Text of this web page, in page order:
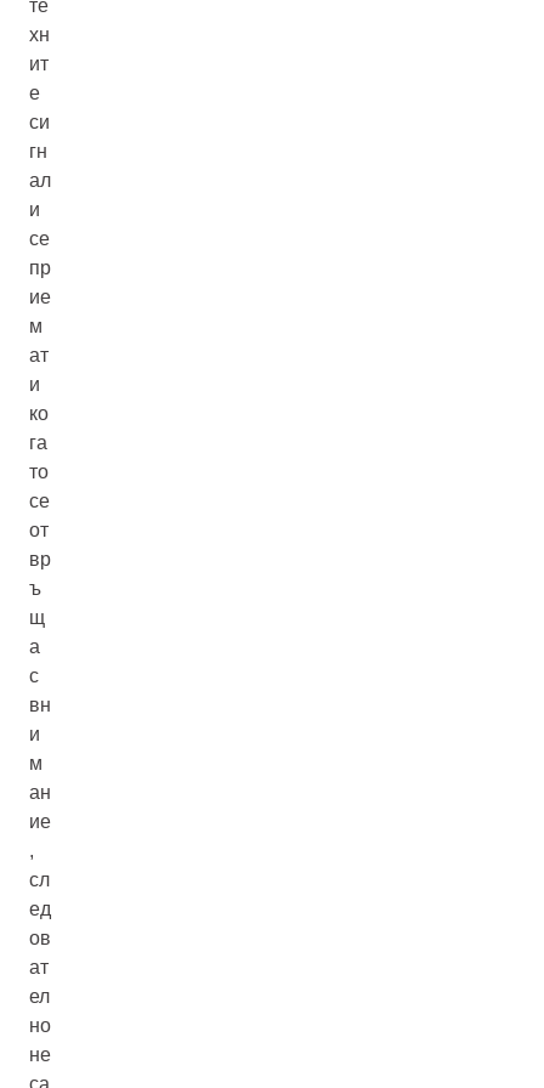
те
хн
ит
е
си
гн
ал
и
се
пр
ие
м
ат
и
ко
га
то
се
от
вр
ъ
щ
а
с
вн
и
м
ан
ие
,
сл
ед
ов
ат
ел
но
не
са